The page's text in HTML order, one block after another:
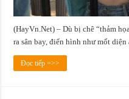
(HayVn.Net) – Dù bị chê “thảm
ra sân bay, điển hình như mốt diện
Đọc tiếp =>>